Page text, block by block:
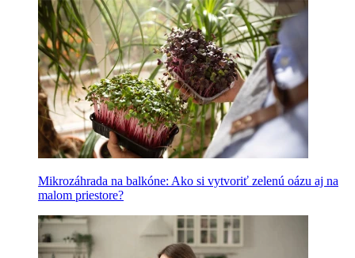
Mikrozáhrada na balkóne: Ako si vytvoriť zelenú oázu aj na
malom priestore?